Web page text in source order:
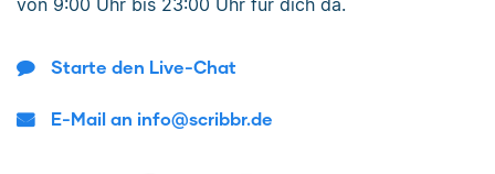
von 9:00 Uhr bis 23:00 Uhr für dich da.
Starte den Live-Chat
E-Mail an info@scribbr.de